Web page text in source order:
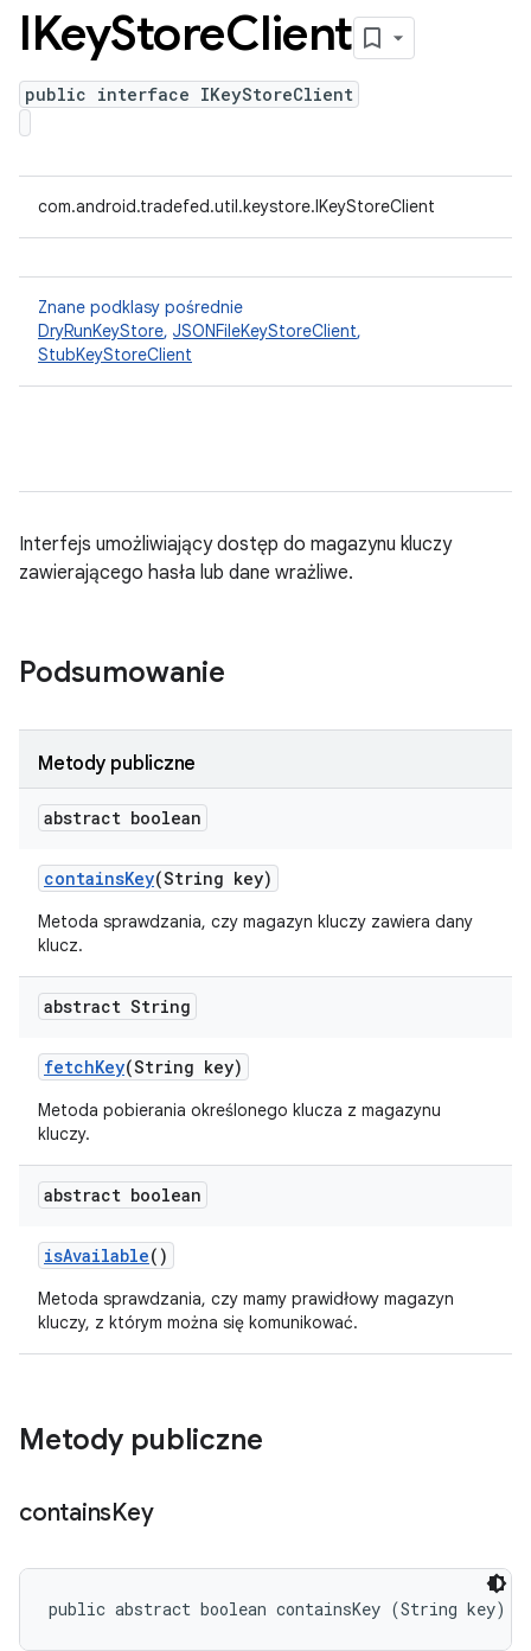
IKeyStoreClient
public interface IKeyStoreClient
com.android.tradefed.util.keystore.IKeyStoreClient
Znane podklasy pośrednie
DryRunKeyStore, JSONFileKeyStoreClient,
StubKeyStoreClient
Interfejs umożliwiający dostęp do magazynu kluczy
zawierającego hasła lub dane wrażliwe.
Podsumowanie
Metody publiczne
abstract boolean
containsKey(String key)
Metoda sprawdzania, czy magazyn kluczy zawiera dany
klucz.
abstract String
fetchKey(String key)
Metoda pobierania określonego klucza z magazynu
kluczy.
abstract boolean
isAvailable()
Metoda sprawdzania, czy mamy prawidłowy magazyn
kluczy, z którym można się komunikować.
Metody publiczne
containsKey
public abstract boolean containsKey (String key)